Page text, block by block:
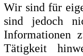
Wir sind für
sind jedoch
Informationen
Tätigkeit